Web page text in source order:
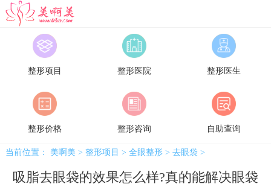
美啊美
整形项目 整形医院 整形医生
整形价格 整形咨询 自助查询
当前位置： 美啊美 > 整形项目 > 全眼整形> 去眼袋>
吸脂去眼袋的效果怎么样?真的能解决眼袋